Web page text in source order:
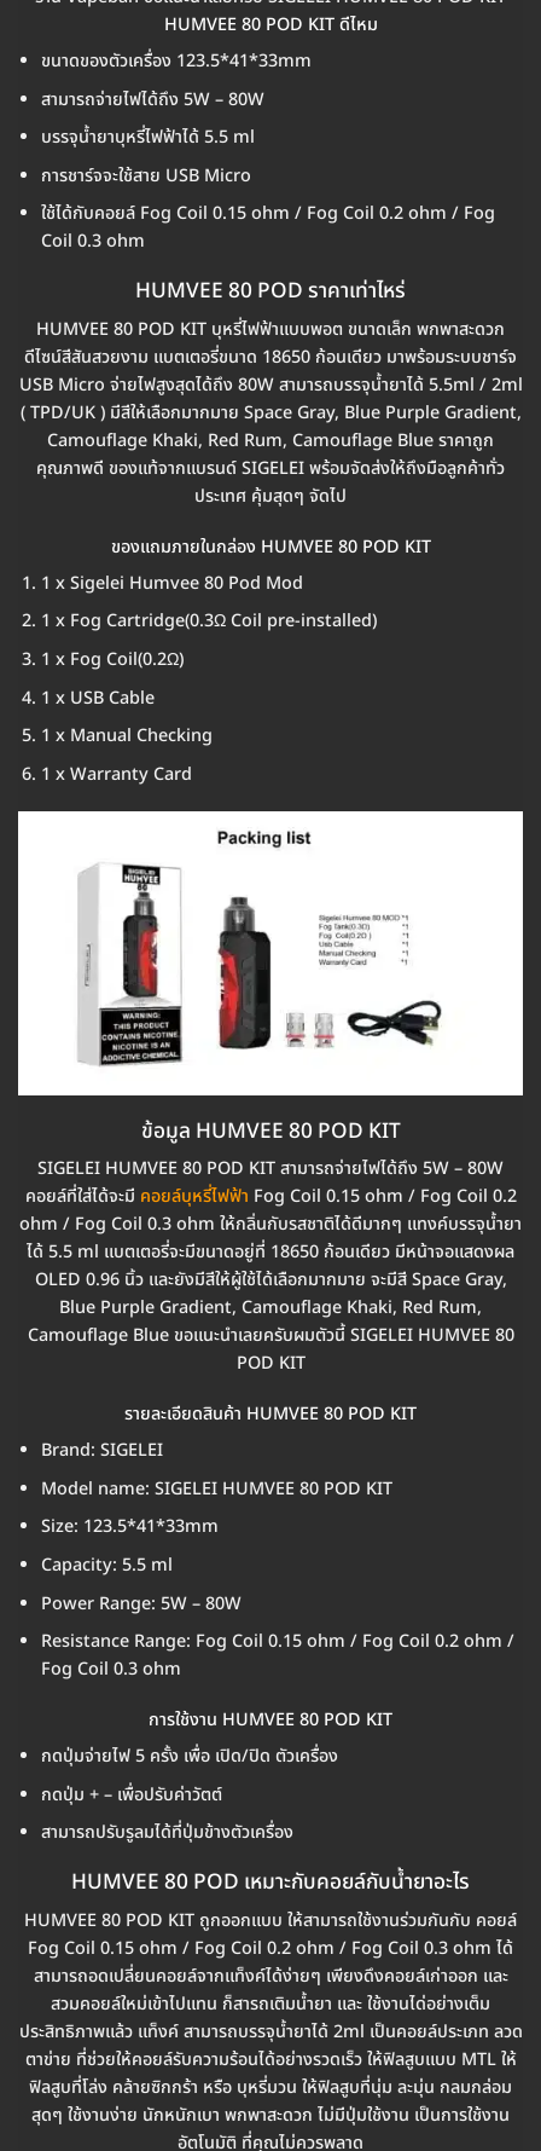
HUMVEE 80 POD KIT ดีไหม
ขนาดของตัวเครื่อง 123.5*41*33mm
สามารถจ่ายไฟได้ถึง 5W – 80W
บรรจุน้ำยาบุหรี่ไฟฟ้าได้ 5.5 ml
การชาร์จจะใช้สาย USB Micro
ใช้ได้กับคอยล์ Fog Coil 0.15 ohm / Fog Coil 0.2 ohm / Fog
Coil 0.3 ohm
HUMVEE 80 POD ราคาเท่าไหร่
HUMVEE 80 POD KIT บุหรี่ไฟฟ้าแบบพอต ขนาดเล็ก พกพาสะดวก
ดีไซน์สีสันสวยงาม แบตเตอรี่ขนาด 18650 ก้อนเดียว มาพร้อมระบบชาร์จ
USB Micro จ่ายไฟสูงสุดได้ถึง 80W สามารถบรรจุน้ำยาได้ 5.5ml / 2ml
( TPD/UK ) มีสีให้เลือกมากมาย Space Gray, Blue Purple Gradient,
Camouflage Khaki, Red Rum, Camouflage Blue ราคาถูก
คุณภาพดี ของแท้จากแบรนด์ SIGELEI พร้อมจัดส่งให้ถึงมือลูกค้าทั่ว
ประเทศ คุ้มสุดๆ จัดไป
ของแถมภายในกล่อง HUMVEE 80 POD KIT
1 x Sigelei Humvee 80 Pod Mod
1 x Fog Cartridge(0.3Ω Coil pre-installed)
1 x Fog Coil(0.2Ω)
1 x USB Cable
1 x Manual Checking
1 x Warranty Card
ข้อมูล HUMVEE 80 POD KIT
SIGELEI HUMVEE 80 POD KIT สามารถจ่ายไฟได้ถึง 5W – 80W
คอยล์ที่ใส่ได้จะมี คอยล์บุหรี่ไฟฟ้า Fog Coil 0.15 ohm / Fog Coil 0.2
ohm / Fog Coil 0.3 ohm ให้กลิ่นกับรสชาติได้ดีมากๆ แทงค์บรรจุน้ำยา
ได้ 5.5 ml แบตเตอรี่จะมีขนาดอยู่ที่ 18650 ก้อนเดียว มีหน้าจอแสดงผล
OLED 0.96 นิ้ว และยังมีสีให้ผู้ใช้ได้เลือกมากมาย จะมีสี Space Gray,
Blue Purple Gradient, Camouflage Khaki, Red Rum,
Camouflage Blue ขอแนะนำเลยครับผมตัวนี้ SIGELEI HUMVEE 80
POD KIT
รายละเอียดสินค้า HUMVEE 80 POD KIT
Brand: SIGELEI
Model name: SIGELEI HUMVEE 80 POD KIT
Size: 123.5*41*33mm
Capacity: 5.5 ml
Power Range: 5W – 80W
Resistance Range: Fog Coil 0.15 ohm / Fog Coil 0.2 ohm /
Fog Coil 0.3 ohm
การใช้งาน HUMVEE 80 POD KIT
กดปุ่มจ่ายไฟ 5 ครั้ง เพื่อ เปิด/ปิด ตัวเครื่อง
กดปุ่ม + – เพื่อปรับค่าวัตต์
สามารถปรับรูลมได้ที่ปุ่มข้างตัวเครื่อง
HUMVEE 80 POD เหมาะกับคอยล์กับน้ำยาอะไร
HUMVEE 80 POD KIT ถูกออกแบบ ให้สามารถใช้งานร่วมกันกับ คอยล์
Fog Coil 0.15 ohm / Fog Coil 0.2 ohm / Fog Coil 0.3 ohm ได้
สามารถอดเปลี่ยนคอยล์จากแท็งค์ได้ง่ายๆ เพียงดึงคอยล์เก่าออก และ
สวมคอยล์ใหม่เข้าไปแทน ก็สารถเติมน้ำยา และ ใช้งานได่อย่างเต็ม
ประสิทธิภาพแล้ว แท็งค์ สามารถบรรจุน้ำยาได้ 2ml เป็นคอยล์ประเภท ลวด
ตาข่าย ที่ช่วยให้คอยล์รับความร้อนได้อย่างรวดเร็ว ให้ฟิลสูบแบบ MTL ให้
ฟิลสูบที่โล่ง คล้ายซิกกร้า หรือ บุหรี่มวน ให้ฟิลสูบที่นุ่ม ละมุ่น กลมกล่อม
สุดๆ ใช้งานง่าย นักหนักเบา พกพาสะดวก ไม่มีปุ่มใช้งาน เป็นการใช้งาน
อัตโนมัติ ที่คุณไม่ควรพลาด